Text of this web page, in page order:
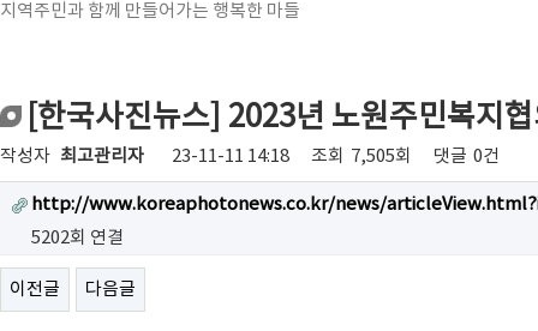
지역주민과 함께 만들어가는 행복한 마들
[한국사진뉴스] 2023년 노원주민복지
작성자 최고관리자 23-11-11 14:18 조회 7,505회 댓글 0건
http://www.koreaphotonews.co.kr/news/
5202회 연결
이전글 다음글